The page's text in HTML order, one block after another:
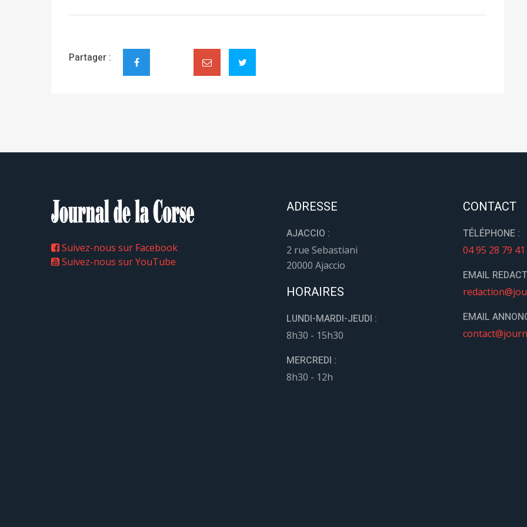
Partager :
Suivez-nous sur Facebook
Suivez-nous sur YouTube
ADRESSE
AJACCIO :
2 rue Sebastiani
20000 Ajaccio
HORAIRES
LUNDI-MARDI-JEUDI :
8h30 - 15h30
MERCREDI :
8h30 - 12h
CONTACT
TÉLÉPHONE :
04 95 28 79 41
EMAIL
EMAIL